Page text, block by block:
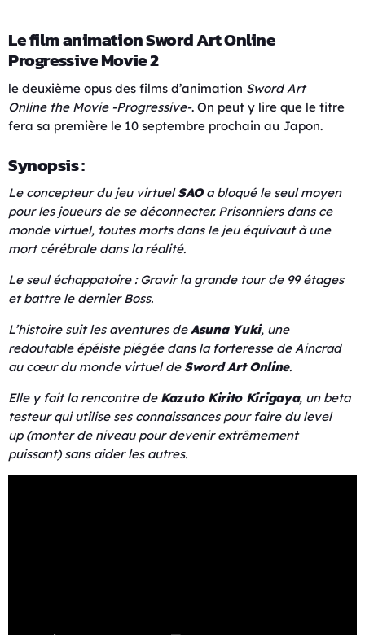
Le film animation Sword Art Online
Progressive Movie 2
le deuxième opus des films d’animation Sword Art
Onlinethe Movie -Progressive-. On peut y lire que le titre
fera sa première le 10 septembre prochain au Japon.
Synopsis :
Le concepteur du jeu virtuelSAOa bloqué le seul moyen
pour les joueurs de se déconnecter. Prisonniers dans ce
monde virtuel, toutes morts dans le jeu équivaut à une
mort cérébrale dans la réalité.
Le seul échappatoire : Gravir la grande tour de 99 étages
et battre le dernier Boss.
L’histoire suit les aventures deAsuna Yuki, une
redoutable épéiste piégée dans la forteresse de Aincrad
au cœur du monde virtuel deSword Art Online.
Elle y fait la rencontre de Kazuto Kirito Kirigaya, un beta
testeur qui utilise ses connaissances pour faire du level
up (monter de niveau pour devenir extrêmement
puissant) sans aider les autres.